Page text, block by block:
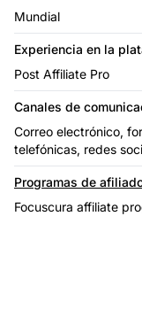
Mundial
Experiencia en la
Post Affiliate Pro
Canales de
Correo electrónico,
telefónicas, redes
Programas de
Focuscura affiliate